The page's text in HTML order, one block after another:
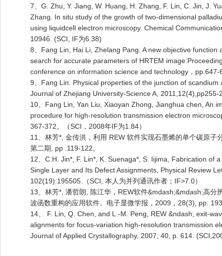
7、G. Zhu, Y. Jiang, W. Huang, H. Zhang, F. Lin, C. Jin, J.
Zhang. In situ study of the growth of two-dimensional
using liquidcell electron microscopy. Chemical
10946. (SCI, IF为6.38)
8、Fang Lin, Hai Li, Zhelang Pang. A new objective function
search for accurate parameters of HRTEM
conference on information science and technology，pp.647-
9、Fang Lin. Physical properties of the junction of scandium
Journal of Zhejiang University-Science A, 2011,12(4),pp255-
10、Fang Lin, Yan Liu, Xiaoyan Zhong, Jianghua chen, An
procedure for high-resolution transmission electron
367-372。（SCI，2008年IF为1.84）
11、林芳*, 金传洪，利用 REW 软件实现石墨烯的单个碳原子
第二期, pp .119-122。
12、C.H. Jin*, F. Lin*, K. Suenaga*, S. Iijima, Fabrication of
Single Layer and Its Defect Assignments, Physical Review
102(19):195505.（SCI, 本人为并列通讯作者；IF>7.0）
13、林芳*, 潘哲朗, 陈江华，REW软件&mdash;&mdash;高分
波函数重构的应用软件。电子显微学报，2009，28(3), pp.
14、 F. Lin, Q. Chen, and L.-M. Peng, REW &ndash; exit-
alignments for focus-variation high-resolution transmission
Journal of Applied Crystallography, 2007, 40, p. 614.